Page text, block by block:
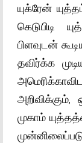
யுக்ரேன்
கெடுபிடி
பிளவுடன்
தவிர்க்க
முகாம்